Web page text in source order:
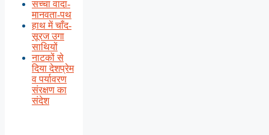
सच्चा वादा-
मानवता-पथ
हाथ में चाँद-
सूरज उगा
साथियों
नाटकों से
दिया देशप्रेम
व पर्यावरण
संरक्षण का
संदेश